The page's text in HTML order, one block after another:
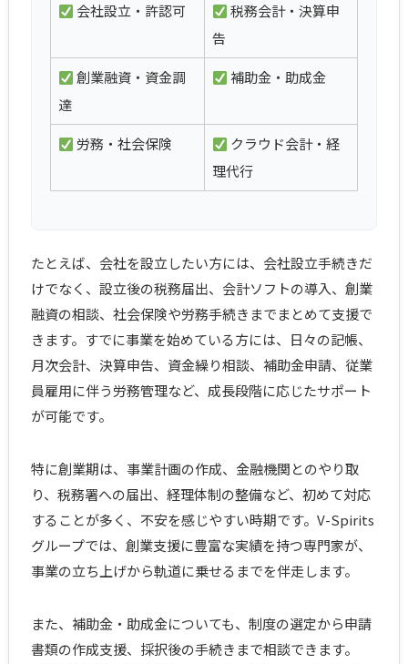
会社設立・許認可
税務会計・決算申
告
創業融資・資金調
達
補助金・助成金
労務・社会保険
クラウド会計・経
理代行
たとえば、会社を設立したい方には、会社設立手続きだ
けでなく、設立後の税務届出、会計ソフトの導入、創業
融資の相談、社会保険や労務手続きまでまとめて支援で
きます。すでに事業を始めている方には、日々の記帳、
月次会計、決算申告、資金繰り相談、補助金申請、従業
員雇用に伴う労務管理など、成長段階に応じたサポート
が可能です。
特に創業期は、事業計画の作成、金融機関とのやり取
り、税務署への届出、経理体制の整備など、初めて対応
することが多く、不安を感じやすい時期です。V-Spirits
グループでは、創業支援に豊富な実績を持つ専門家が、
事業の立ち上げから軌道に乗せるまでを伴走します。
また、補助金・助成金についても、制度の選定から申請
書類の作成支援、採択後の手続きまで相談できます。